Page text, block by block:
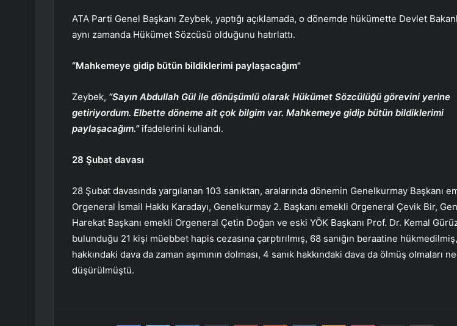
ATA Parti Genel Başkanı Zeybek, yaptığı açıklamada, o dönemde hükümette Devlet
aynı zamanda Hükümet Sözcüsü olduğunu hatırlattı.
“Mahkemeye gidip bütün bildiklerimi paylaşacağım”
Zeybek, “Sayın Abdullah Gül ile dönüşümlü olarak Hükümet Sözcülüğü görevini yerine
getiriyordum. Elbette döneme ait çok bilgim var. Mahkemeye gidip bütün bildiklerimi
paylaşacağım.”ifadelerini kullandı.
28 Şubat davası
28 Şubat davasında yargılanan 103 sanıktan, aralarında dönemin Genelkurmay Başkanı
Orgeneral İsmail Hakkı Karadayı, Genelkurmay 2. Başkanı emekli Orgeneral Çevik Bir,
Harekat Başkanı emekli Orgeneral Çetin Doğan ve eski YÖK Başkanı Prof. Dr. Kemal
bulunduğu 21 kişi müebbet hapis cezasına çarptırılmış, 68 sanığın beraatine
hakkındaki dava da zaman aşımının dolması, 4 sanık hakkındaki dava da ölmüş olmaları
düşürülmüştü.